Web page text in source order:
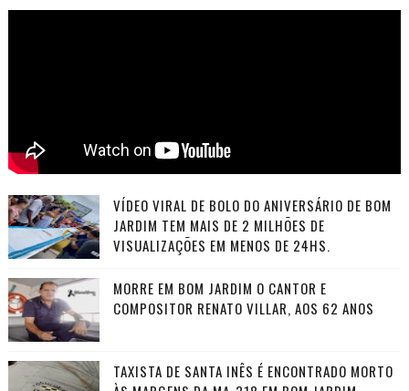
VÍDEO VIRAL DE BOLO DO ANIVERSÁRIO DE BOM
JARDIM TEM MAIS DE 2 MILHÕES DE
VISUALIZAÇÕES EM MENOS DE 24HS.
MORRE EM BOM JARDIM O CANTOR E
COMPOSITOR RENATO VILLAR, AOS 62 ANOS
TAXISTA DE SANTA INÊS É ENCONTRADO MORTO